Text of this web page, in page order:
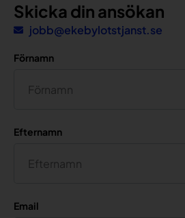
Skicka din ansökan
jobb@ekebylotstjanst.se
Förnamn
Efternamn
Email